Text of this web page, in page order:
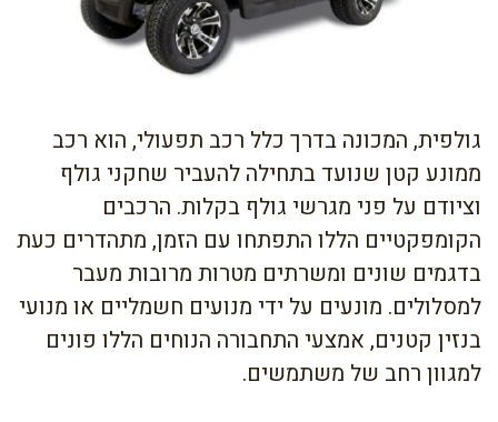
גולפית, המכונה בדרך כלל רכב תפעולי, הוא רכב
ממונע קטן שנועד בתחילה להעביר שחקני גולף
וציודם על פני מגרשי גולף בקלות. הרכבים
הקומפקטיים הללו התפתחו עם הזמן, מתהדרים כעת
בדגמים שונים ומשרתים מטרות מרובות מעבר
למסלולים. מונעים על ידי מנועים חשמליים או מנועי
בנזין קטנים, אמצעי התחבורה הנוחים הללו פונים
למגוון רחב של משתמשים.